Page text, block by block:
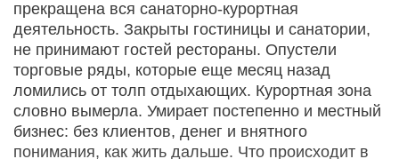
прекращена вся санаторно-курортная
деятельность. Закрыты гостиницы и санатории,
не принимают гостей рестораны. Опустели
торговые ряды, которые еще месяц назад
ломились от толп отдыхающих. Курортная зона
словно вымерла. Умирает постепенно и местный
бизнес: без клиентов, денег и внятного
понимания, как жить дальше. Что происходит в